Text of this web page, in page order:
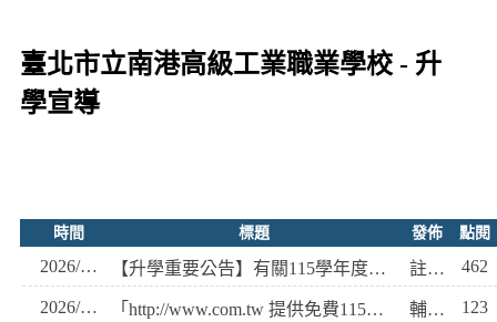
臺北市立南港高級工業職業學校 - 升
學宣導
時間 標題 發佈 點閱
2026/07/13 【升學重要公告】有關115學年度四技二專日間部聯合登記分發入學招生繳費事宜 註冊組 462
2026/08/05 「http://www.com.tw 提供免費115年分科測驗落點分析系統」 輔導室 123